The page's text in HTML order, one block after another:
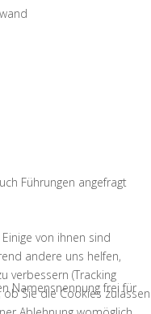
Führungen angefragt
Namensnennung frei für
von ihnen sind
andere uns helfen,
verbessern (Tracking
Sie die Cookies zulassen